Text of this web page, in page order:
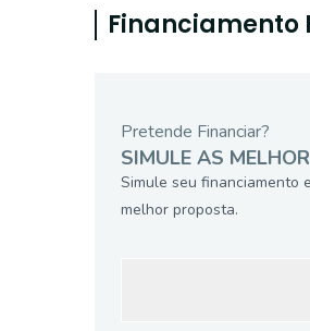
Financiamento
Pretende Financiar?
SIMULE AS
Simule seu financiamento
melhor proposta.